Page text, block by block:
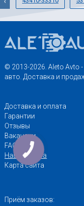
© 2013-2026. Aleto Avto
авто. Доставка и
Доставка и оплата
Гарантии
Отзывы
Вакансии
FAQ
Наши адреса
Карта сайта
Приём заказов: